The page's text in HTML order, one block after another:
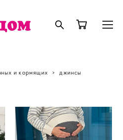
и кормящих > джинсы